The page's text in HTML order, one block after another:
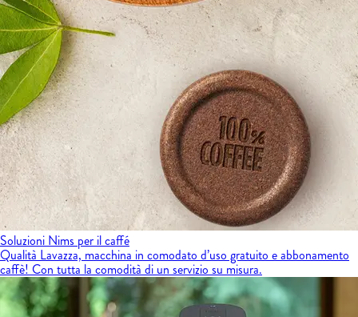
Soluzioni Nims per il caffé
Qualità Lavazza, macchina in comodato d’uso gratuito e abbonamento
caffè! Con tutta la comodità di un servizio su misura.